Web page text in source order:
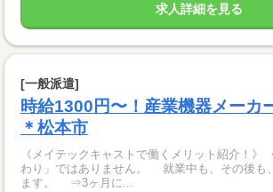
求人詳細を見る
[一般派遣]
時給1300円〜！産業機器メーカ
＊松本市
《メイテックキャストで働くメリット紹介！》
わり」ではありません。 就業中も、その後も
ます。 ⇒3ヶ月に...